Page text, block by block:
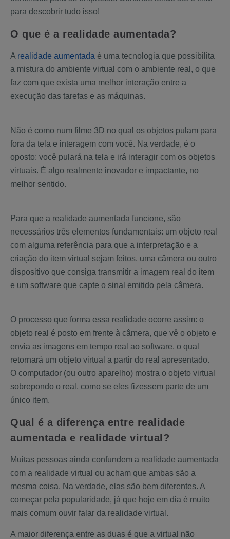
para descobrir tudo isso!
O que é a realidade aumentada?
A realidade aumentada é uma tecnologia que possibilita
a mistura do ambiente virtual com o ambiente real, o que
faz com que exista uma melhor interação entre a
execução das tarefas e as máquinas.
Não é como num filme 3D no qual os objetos pulam para
fora da tela e interagem com você. Na verdade, é o
oposto: você pulará na tela e irá interagir com os objetos
virtuais. É algo realmente inovador e impactante, no
melhor sentido.
Para que a realidade aumentada funcione, são
necessários três elementos fundamentais: um objeto real
com alguma referência para que a interpretação e a
criação do item virtual sejam feitos, uma câmera ou outro
dispositivo que consiga transmitir a imagem real do item
e um software que capte o sinal emitido pela câmera.
O processo que forma essa realidade ocorre assim: o
objeto real é posto em frente à câmera, que vê o objeto e
envia as imagens em tempo real ao software, o qual
retornará um objeto virtual a partir do real apresentado.
O computador (ou outro aparelho) mostra o objeto virtual
sobrepondo o real, como se eles fizessem parte de um
único item.
Qual é a diferença entre realidade
aumentada e realidade virtual?
Muitas pessoas ainda confundem a realidade aumentada
com a realidade virtual ou acham que ambas são a
mesma coisa. Na verdade, elas são bem diferentes. A
começar pela popularidade, já que hoje em dia é muito
mais comum ouvir falar da realidade virtual.
A maior diferença entre as duas é que a virtual não